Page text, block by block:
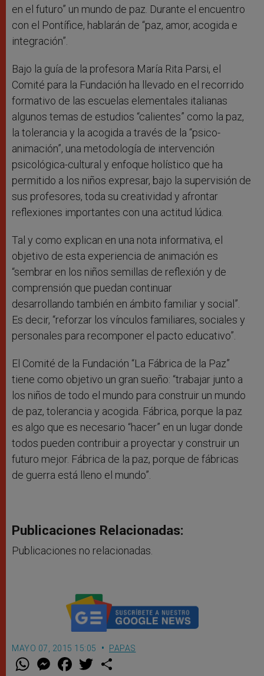
en el futuro” un mundo de paz. Durante el encuentro
con el Pontífice, hablarán de “paz, amor, acogida e
integración”.
Bajo la guía de la profesora María Rita Parsi, el
Comité para la Fundación ha llevado en el recorrido
formativo de las escuelas elementales italianas
algunos temas de estudios “calientes” como la paz,
la tolerancia y la acogida a través de la “psico-
animación”, una metodología de intervención
psicológica-cultural y enfoque holístico que ha
permitido a los niños expresar, bajo la supervisión de
sus profesores, toda su creatividad y afrontar
reflexiones importantes con una actitud lúdica.
Tal y como explican en una nota informativa, el
objetivo de esta experiencia de animación es
“sembrar en los niños semillas de reflexión y de
comprensión que puedan continuar
desarrollando también en ámbito familiar y social”.
Es decir, “reforzar los vínculos familiares, sociales y
personales para recomponer el pacto educativo”.
El Comité de la Fundación “La Fábrica de la Paz”
tiene como objetivo un gran sueño: “trabajar junto a
los niños de todo el mundo para construir un mundo
de paz, tolerancia y acogida. Fábrica, porque la paz
es algo que es necesario “hacer” en un lugar donde
todos pueden contribuir a proyectar y construir un
futuro mejor. Fábrica de la paz, porque de fábricas
de guerra está lleno el mundo”.
Publicaciones Relacionadas:
Publicaciones no relacionadas.
MAYO 07, 2015 15:05 PAPAS
W M
e
F
a w